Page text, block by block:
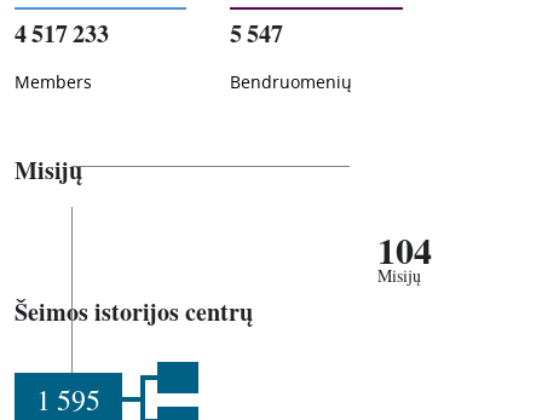
4 517 233
Members
5 547
Bendruomenių
Misijų
104
Misijų
Šeimos istorijos centrų
1 595